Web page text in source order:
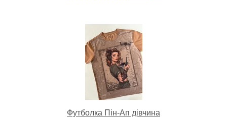
Футболка Пін-Ап дівчина